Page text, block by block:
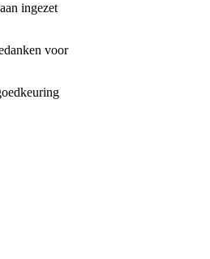
ingezet
voor